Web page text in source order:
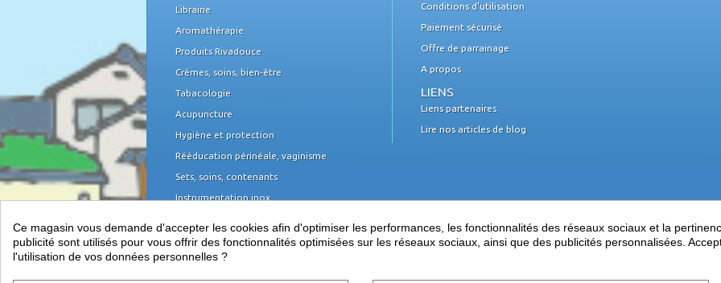
Librairie
Aromathérapie
Produits Rivadouce
Crèmes, soins, bien-être
Tabacologie
Acupuncture
Hygiène et protection
Rééducation périnéale, vaginisme
Sets, soins, contenants
Instrumentation inox
Mobilier médical
Équipement du cabinet
Conditions d'utilisation
Paiement sécurisé
Offre de parrainage
A propos
LIENS
Liens partenaires
Lire nos articles de blog
Ce magasin vous demande d'accepter les cookies afin d'optimiser les performances, les fonctionnalités des réseaux sociaux et la
publicité sont utilisés pour vous offrir des fonctionnalités optimisées sur les réseaux sociaux, ainsi que des publicités personnalisées.
l'utilisation de vos données personnelles ?